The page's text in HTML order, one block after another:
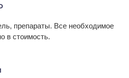
препараты. Все необходимое
в стоимость.